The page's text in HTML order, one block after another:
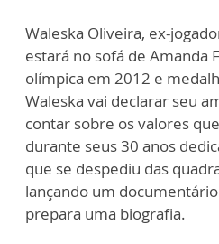
Waleska Oliveira, ex-
estará no sofá de Amanda
olímpica em 2012 e
Waleska vai declarar seu
contar sobre os valores
durante seus 30 anos
que se despediu das
lançando um
prepara uma biografia.